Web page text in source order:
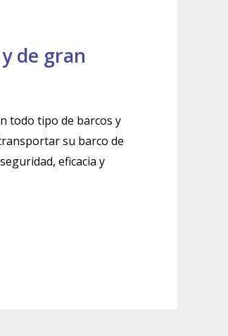
de gran
todo tipo de barcos y
su barco de
eficacia y